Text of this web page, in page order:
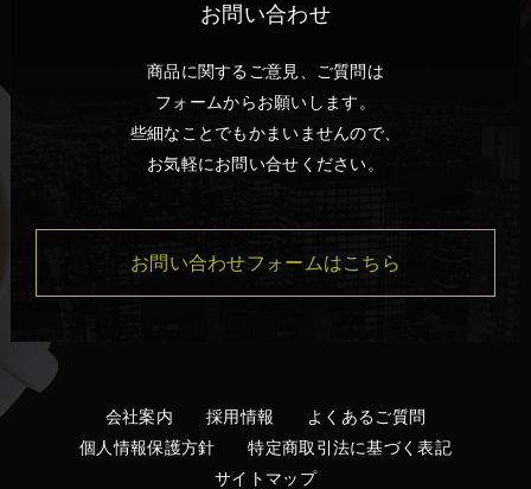
お問い合わせ
商品に関するご意見、ご質問は
フォームからお願いします。
些細なことでもかまいませんので、
お気軽にお問い合せください。
お問い合わせフォームはこちら
会社案内 採用情報
よくあるご質問
個人情報保護方針
特定商取引法に基づく表記
サイトマップ